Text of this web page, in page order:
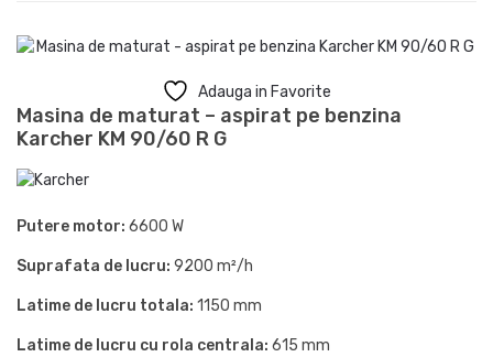
Adauga in Favorite
Masina de maturat – aspirat pe benzina
Karcher KM 90/60 R G
Putere motor: 6600 W
Suprafata de lucru: 9200 m²/h
Latime de lucru totala: 1150 mm
Latime de lucru cu rola centrala: 615 mm